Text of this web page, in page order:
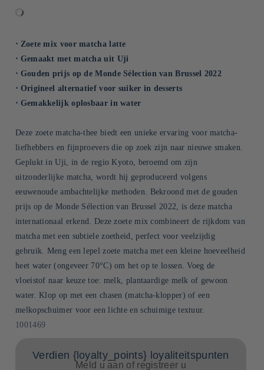
⋅ Zoete mix voor matcha latte
⋅ Gemaakt met matcha uit Uji
⋅ Gouden prijs op de Monde Sélection van Brussel 2022
⋅ Origineel alternatief voor suiker in desserts
⋅ Gemakkelijk oplosbaar in water
Deze zoete matcha-thee biedt een unieke ervaring voor matcha-
liefhebbers en fijnproevers die op zoek zijn naar nieuwe smaken.
Geplukt in Uji, in de regio Kyoto, beroemd om zijn
uitzonderlijke matcha, wordt hij geproduceerd volgens
eeuwenoude ambachtelijke methoden. Bekroond met de gouden
prijs op de Monde Sélection van Brussel 2022, is deze matcha
internationaal erkend. Deze zoete mix combineert de rijkdom van
matcha met een subtiele zoetheid, perfect voor veelzijdig
gebruik. Meng een lepel zoete matcha met een kleine hoeveelheid
heet water (ongeveer 70°C) om het op te lossen. Voeg de
vloeistof naar keuze toe: melk, plantaardige melk of gewoon
water. Klop op met een chasen (matcha-klopper) of een
melkopschuimer voor een lichte en schuimige textuur.
SKU:
1001469
Verdien {loyalty_points} loyaliteitspunten
Meld u aan of registreer u